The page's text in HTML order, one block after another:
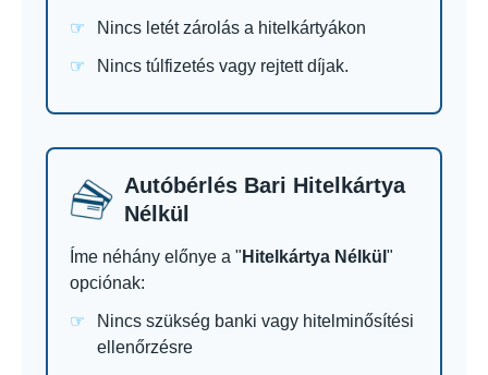
Nincs letét zárolás a hitelkártyákon
Nincs túlfizetés vagy rejtett díjak.
Autóbérlés Bari Hitelkártya
Nélkül
Íme néhány előnye a " Hitelkártya Nélkül "
opciónak:
Nincs szükség banki vagy hitelminősítési
ellenőrzésre